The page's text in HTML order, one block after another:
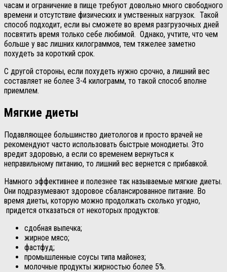
часам и ограничение в пище требуют довольно много свободного
времени и отсутствие физических и умственных нагрузок. Такой
способ подходит, если вы сможете во время разгрузочных дней
посвятить время только себе любимой. Однако, учтите, что чем
больше у вас лишних килограммов, тем тяжелее заметно
похудеть за короткий срок.
С другой стороны, если похудеть нужно срочно, а лишний вес
составляет не более 3-4 килограмм, то такой способ вполне
приемлем.
Мягкие диеты
Подавляющее большинство диетологов и просто врачей не
рекомендуют часто использовать быстрые монодиеты. Это
вредит здоровью, а если со временем вернуться к
неправильному питанию, то лишний вес вернется с прибавкой.
Намного эффективнее и полезнее так называемые мягкие диеты.
Они подразумевают здоровое сбалансированное питание. Во
время диеты, которую можно продолжать сколько угодно,
придется отказаться от некоторых продуктов:
сдобная выпечка;
жирное мясо;
фастфуд;
промышленные соусы типа майонез;
молочные продукты жирностью более 5%.